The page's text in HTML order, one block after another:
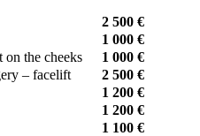
2 500 €
1 000 €
the cheeks
1 000 €
– facelift
2 500 €
1 200 €
1 200 €
1 100 €